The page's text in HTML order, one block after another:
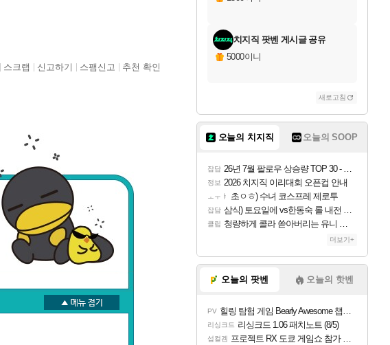
스크랩 신고하기 스팸신고 추천 확인
치지직 팟벤 게시글 공유
5000이니
새로고침
오늘의 치지직 오늘의 SOOP
잡담 26년 7월 팔로우 상승량 TOP 30 - 월간 치지직
정보 2026 치지직 이리대회 오픈컵 안내
ㅗㅜㅑ 초ㅇㅎ) 수녀 코스프레 제로투
잡담 삼식) 토요일에 vs한동숙 롤 내전 예정
클립 청량하게 콜라 쏟아버리는 유니 ㅋㅋㅋ
더보기+
오늘의 팟벤 오늘의 핫벤
PV 힐링 탐험 게임 Bearly Awesome 챕터 1 트레일러
리싱크드 리싱크드 1.06 패치노트 (8/5)
섭컬겜 프로젝트 RX 도쿄 게임쇼 참가 결정